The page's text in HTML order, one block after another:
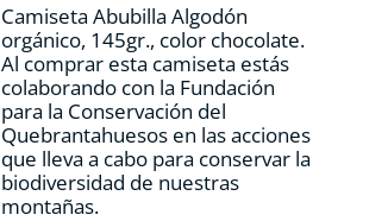
página
de
producto
Camiseta Abubilla Algodón
orgánico, 145gr., color chocolate.
Al comprar esta camiseta estás
colaborando con la Fundación
para la Conservación del
Quebrantahuesos en las acciones
que lleva a cabo para conservar la
biodiversidad de nuestras
montañas.